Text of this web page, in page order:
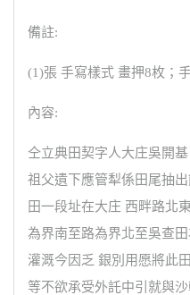
備註:
(1)張 手寫樣式 畫押8枚；
內容:
仝立典田契字人大庄吳開
祖父遺下應管犁係田尾抽
田一段址在大庄 西畔路北
為界南至路為界北至吳查
灌溉今因乏 銀別用愿將此
等不欲承受外託中引就與